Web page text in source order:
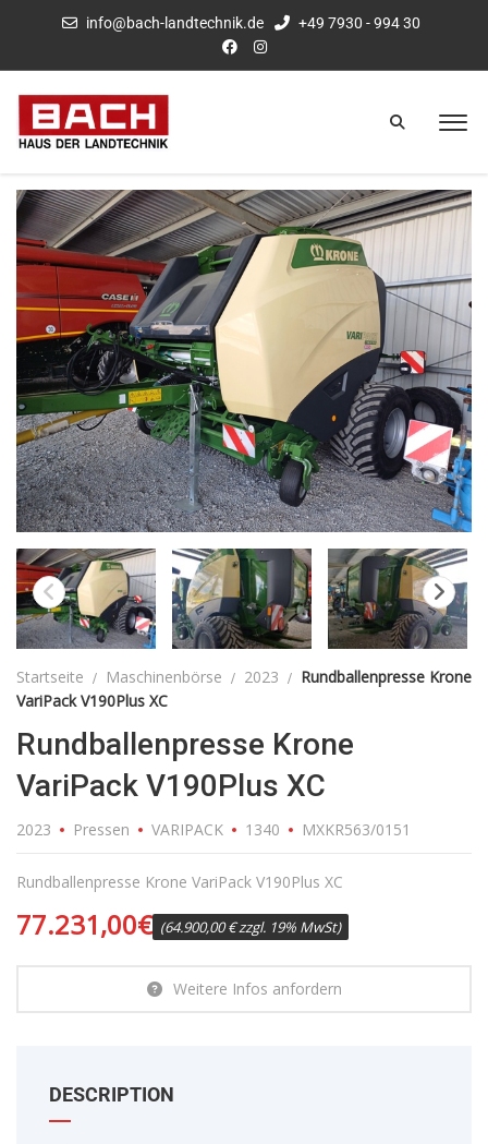
info@bach-landtechnik.de +49 7930 - 994 30
Startseite Maschinenbörse 2023
Rundballenpresse Krone
VariPack V190Plus XC
Rundballenpresse Krone
VariPack V190Plus XC
2023 Pressen VARIPACK 1340 MXKR563/0151
Rundballenpresse Krone VariPack V190Plus XC
77.231,00€ (64.900,00 € zzgl. 19% MwSt)
Weitere Infos anfordern
DESCRIPTION